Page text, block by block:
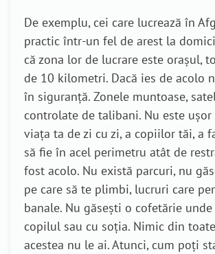
De exemplu, cei care lucrează în
practic într-un fel de arest la
că zona lor de lucrare este orașul,
de 10 kilometri. Dacă ies de acolo
în siguranță. Zonele muntoase,
controlate de talibani. Nu este ușor
viața ta de zi cu zi, a copiilor tăi, a
să fie în acel perimetru atât de
fost acolo. Nu există parcuri, nu
pe care să te plimbi, lucruri care
banale. Nu găsești o cofetărie
copilul sau cu soția. Nimic din
acestea nu le ai. Atunci, cum poți